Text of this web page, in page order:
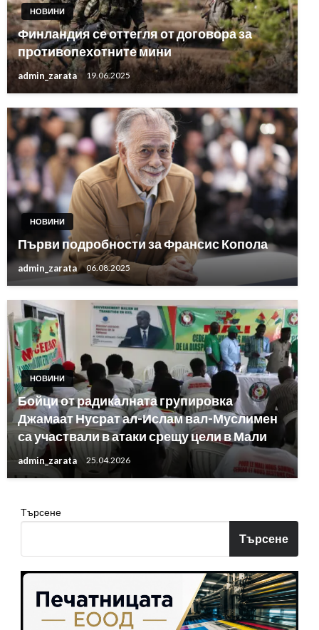
НОВИНИ
Финландия се оттегля от договора за
противопехотните мини
admin_zarata 19.06.2025
НОВИНИ
Първи подробности за Франсис Копола
admin_zarata 06.08.2025
НОВИНИ
Бойци от радикалната групировка
Джамаат Нусрат ал-Ислам вал-Муслимен
са участвали в атаки срещу цели в Мали
admin_zarata 25.04.2026
Търсене
Търсене